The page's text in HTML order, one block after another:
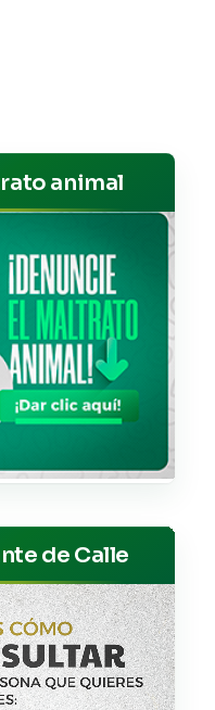
animal
de Calle